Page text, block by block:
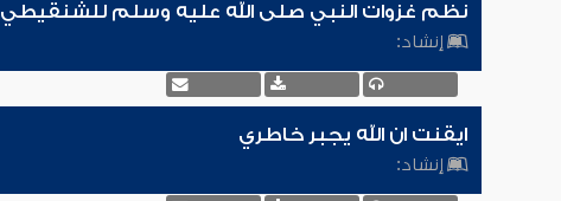
نظم غزوات النبي صلى الله عليه وسلم للشنقيطي
إنشاد:
ايقنت ان الله يجبر خاطري
إنشاد: